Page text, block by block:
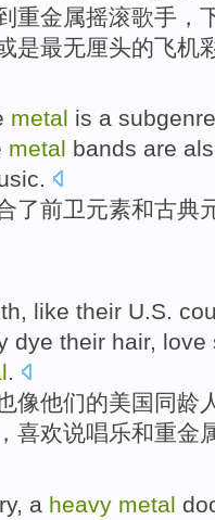
重金属摇滚歌手 ，
是最无厘头的飞机
metal is a subgenre
metal bands are
.
了前卫元素和古典
, like their U.S.
dye their hair, love
.
像他们的美国 同龄
喜欢说唱乐和重金
, a heavy metal